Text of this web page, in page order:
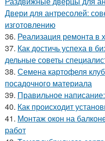
Двери для антресолей:
изготовлению
36. Реализация ремонта
37. Как достичь успеха в
дельные советы
38. Семена картофеля
посадочного материала
39. Правильное
40. Как происходит
41. Монтаж окон на
работ